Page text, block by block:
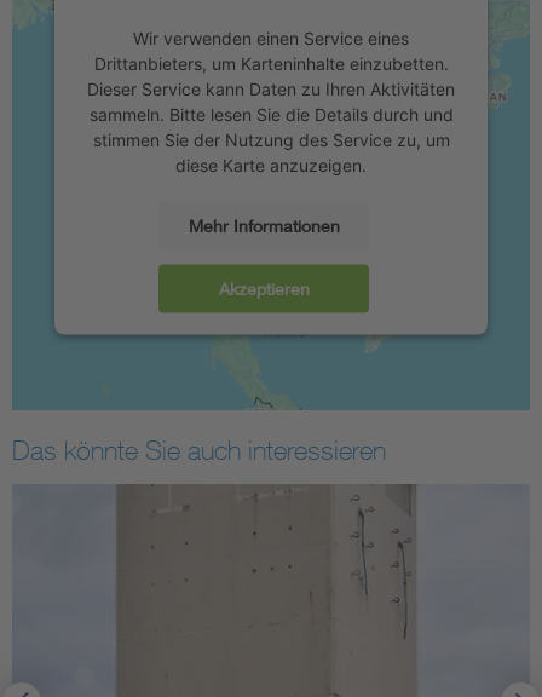
Wir verwenden einen Service eines
Drittanbieters, um Karteninhalte einzubetten.
Dieser Service kann Daten zu Ihren Aktivitäten
sammeln. Bitte lesen Sie die Details durch und
stimmen Sie der Nutzung des Service zu, um
diese Karte anzuzeigen.
Mehr Informationen
Akzeptieren
Das könnte Sie auch interessieren